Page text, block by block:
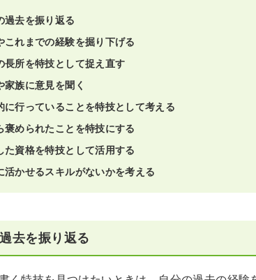
過去を振り返る
これまでの経験を掘り下げる
長所を特技として捉え直す
家族に意見を聞く
に行っていることを特技として考える
褒められたことを特技にする
た資格を特技として活用する
活かせるスキルがないかを考える
去を振り返る